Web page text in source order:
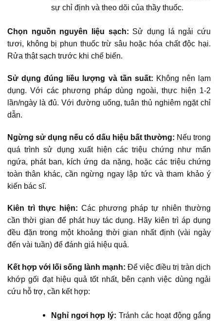
sự chỉ định và theo dõi của thầy thuốc.
Chọn nguồn nguyên liệu sạch: Sử dụng lá ngải cứu
tươi, không bị phun thuốc trừ sâu hoặc hóa chất độc hại.
Rửa thật sạch trước khi chế biến.
Sử dụng đúng liều lượng và tần suất: Không nên lạm
dụng. Với các phương pháp dùng ngoài, thực hiện 1-2
lần/ngày là đủ. Với đường uống, tuân thủ nghiêm ngặt chỉ
dẫn.
Ngừng sử dụng nếu có dấu hiệu bất thường: Nếu trong
quá trình sử dụng xuất hiện các triệu chứng như mẩn
ngứa, phát ban, kích ứng da nặng, hoặc các triệu chứng
toàn thân khác, cần ngừng ngay lập tức và tham khảo ý
kiến bác sĩ.
Kiên trì thực hiện: Các phương pháp tự nhiên thường
cần thời gian để phát huy tác dụng. Hãy kiên trì áp dụng
đều đặn trong một khoảng thời gian nhất định (vài ngày
đến vài tuần) để đánh giá hiệu quả.
Kết hợp với lối sống lành mạnh: Để việc điều trị tràn dịch
khớp gối đạt hiệu quả tốt nhất, bên cạnh việc dùng ngải
cứu hỗ trợ, cần kết hợp:
Nghỉ ngơi hợp lý: Tránh các hoạt động gắng